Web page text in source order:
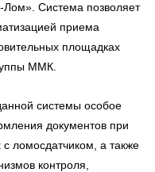
Система позволяет
приема
площадках
ММК.
системы особое
документов при
ломосдатчиком, а также
контроля,